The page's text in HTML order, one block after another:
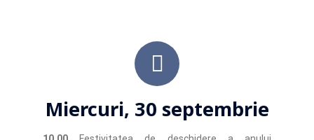
Miercuri, 30 septembrie